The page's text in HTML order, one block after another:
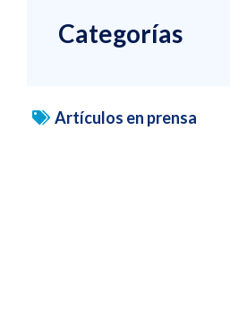
Categorías
Artículos en prensa